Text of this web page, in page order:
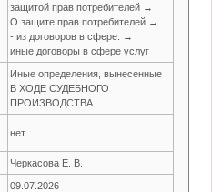
защитой прав потребителей →
О защите прав потребителей →
- из договоров в сфере: →
иные договоры в сфере услуг
Иные определения, вынесенные
В ХОДЕ СУДЕБНОГО
ПРОИЗВОДСТВА
нет
Черкасова Е. В.
09.07.2026